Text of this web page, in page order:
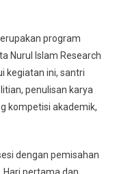
program
Nurul Islam Research
kegiatan ini, santri
penulisan karya
kompetisi akademik,
dengan pemisahan
pertama dan